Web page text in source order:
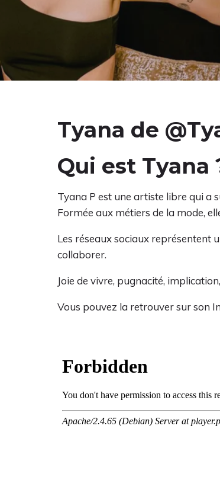
Tyana de
Qui est Tyana
Tyana P est une artiste libre qui a
Formée aux métiers de la mode,
Les réseaux sociaux représentent
collaborer.
Joie de vivre, pugnacité,
Vous pouvez la retrouver sur son